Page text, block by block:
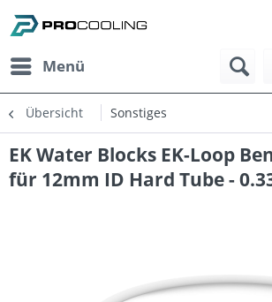
Menü
Übersicht Sonstiges
EK Water Blocks EK-Loop
für 12mm ID Hard Tube -